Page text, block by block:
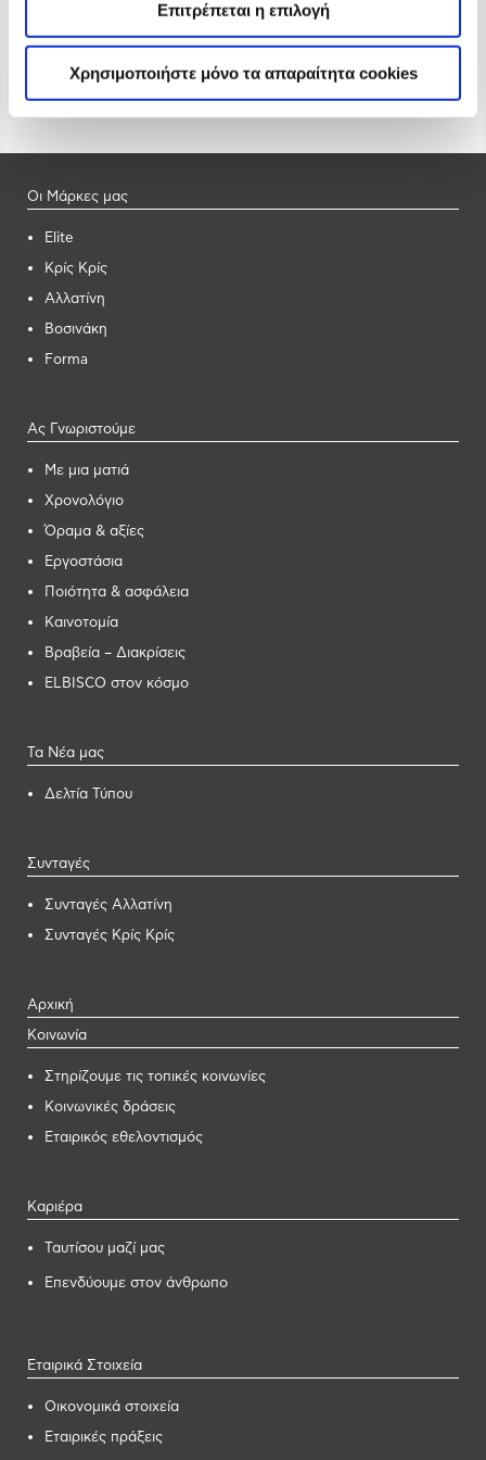
Επιτρέπεται η επιλογή
Χρησιμοποιήστε μόνο τα απαραίτητα cookies
Οι Μάρκες μας
Elite
Κρίς Κρίς
Αλλατίνη
Βοσινάκη
Forma
Ας Γνωριστούμε
Με μια ματιά
Χρονολόγιο
Όραμα & αξίες
Εργοστάσια
Ποιότητα & ασφάλεια
Καινοτομία
Βραβεία – Διακρίσεις
ELBISCO στον κόσμο
Τα Νέα μας
Δελτία Τύπου
Συνταγές
Συνταγές Αλλατίνη
Συνταγές Κρίς Κρίς
Αρχική
Κοινωνία
Στηρίζουμε τις τοπικές κοινωνίες
Κοινωνικές δράσεις
Εταιρικός εθελοντισμός
Καριέρα
Ταυτίσου μαζί μας
Επενδύουμε στον άνθρωπο
Εταιρικά Στοιχεία
Οικονομικά στοιχεία
Εταιρικές πράξεις